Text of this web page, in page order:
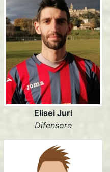
Elisei Juri
Difensore